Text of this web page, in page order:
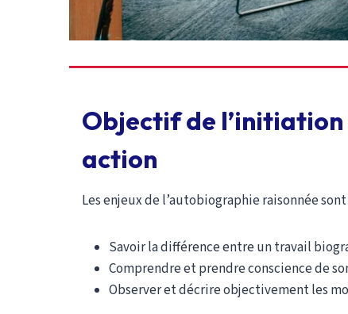
Objectif de
action
Les enjeux de l’autobiographie raisonnée
Savoir la différence entre un travail
Comprendre et prendre conscience de
Observer et décrire objectivement les